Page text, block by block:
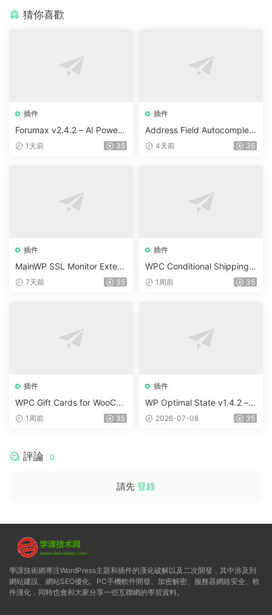
猜你喜歡
插件
Forumax v2.4.2 – AI Powere
d Advanced Community For
1天前 35
插件
Address Field Autocomplete
For WooCommerce v1.3.2
4天前 35
插件
MainWP SSL Monitor Extens
ion v5.2
7天前 35
插件
WPC Conditional Shipping &
Payments (Premium) v1.0.2
1周前 35
插件
WPC Gift Cards for WooCo
mmerce (Premium) v1.0.2
1周前 35
插件
WP Optimal State v1.4.2 –
WordPress 優化、清理和安
2026-07-08 35
評論 0
請先 登錄
學課技術網專注WordPress主題和插件的漢化破解以及二次開發，其中涉及到
網站建設、網站SEO優化、PC手機軟件開發、加密解密、服務器網絡安全、軟
件漢化，同時也會和大家分享一些互聯網的學習資料。